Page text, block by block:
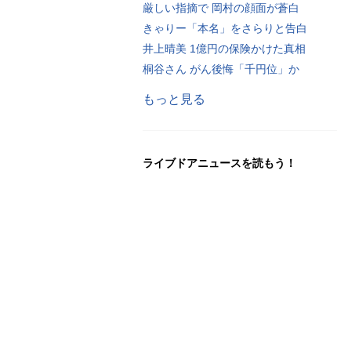
厳しい指摘で 岡村の顔面が蒼白
きゃりー「本名」をさらりと告白
井上晴美 1億円の保険かけた真相
桐谷さん がん後悔「千円位」か
もっと見る
ライブドアニュースを読もう！